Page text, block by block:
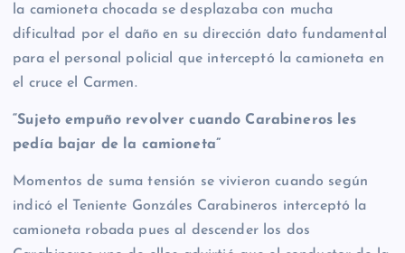
la camioneta chocada se desplazaba con mucha
dificultad por el daño en su dirección dato fundamental
para el personal policial que interceptó la camioneta en
el cruce el Carmen.
“Sujeto empuño revolver cuando Carabineros les
pedía bajar de la camioneta”
Momentos de suma tensión se vivieron cuando según
indicó el Teniente Gonzáles Carabineros interceptó la
camioneta robada pues al descender los dos